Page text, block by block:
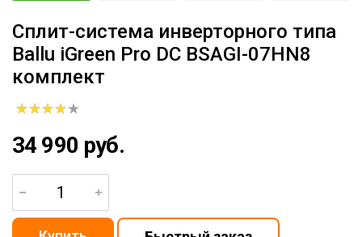
Сплит-система инверторного типа
Ballu iGreen Pro DC BSAGI-07HN8
комплект
34 990 руб.